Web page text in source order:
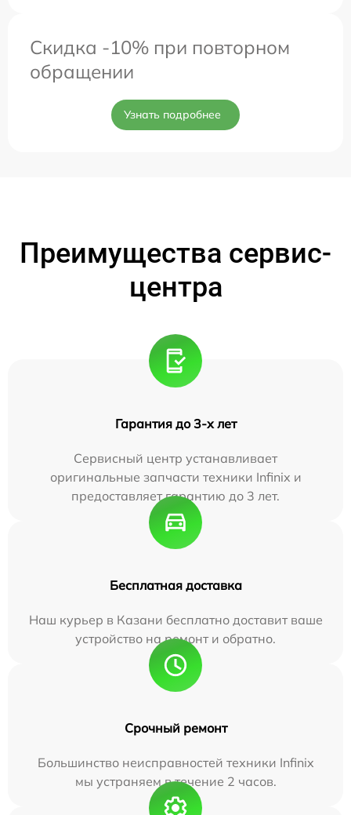
Скидка -10% при повторном
обращении
Узнать подробнее
Преимущества сервис-
центра
Гарантия до 3-х лет
Сервисный центр устанавливает
оригинальные запчасти техники Infinix и
предоставляет гарантию до 3 лет.
Бесплатная доставка
Наш курьер в Казани бесплатно доставит ваше
устройство на ремонт и обратно.
Срочный ремонт
Большинство неисправностей техники Infinix
мы устраняем в течение 2 часов.